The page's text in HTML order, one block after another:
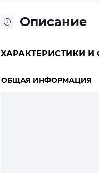
Описание
ХАРАКТЕРИСТИКИ И
ОБЩАЯ ИНФОРМАЦИЯ